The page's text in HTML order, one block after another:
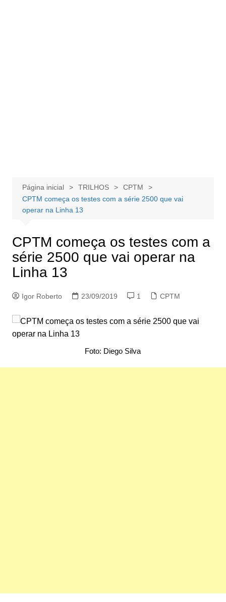
Página inicial TRILHOS
CPTM
CPTM começa os testes com a série 2500 que vai
operar na Linha 13
CPTM começa os testes com a
série 2500 que vai operar na
Linha 13
Igor Roberto 23/09/2019 1 CPTM
Foto: Diego Silva